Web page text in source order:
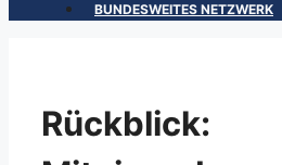
BUNDESWEITES NETZWERK
Rückblick: